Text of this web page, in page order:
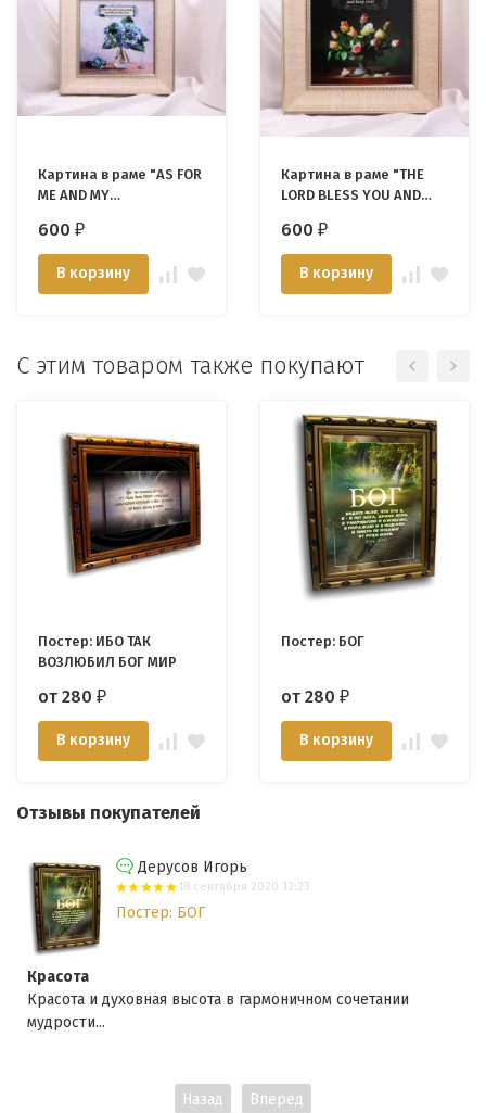
Картина в раме "AS FOR
ME AND MY
600 ₽
В корзину
Картина в раме "THE
LORD BLESS YOU AND
600 ₽
В корзину
С этим товаром также покупают
Постер: ИБО ТАК
ВОЗЛЮБИЛ БОГ МИР
от 280 ₽
В корзину
Постер: БОГ
от 280 ₽
В корзину
Отзывы покупателей
Дерусов Игорь
18 сентября 2020 12:23
Постер: БОГ
Красота
Красота и духовная высота в гармоничном сочетании
мудрости...
Назад Вперед